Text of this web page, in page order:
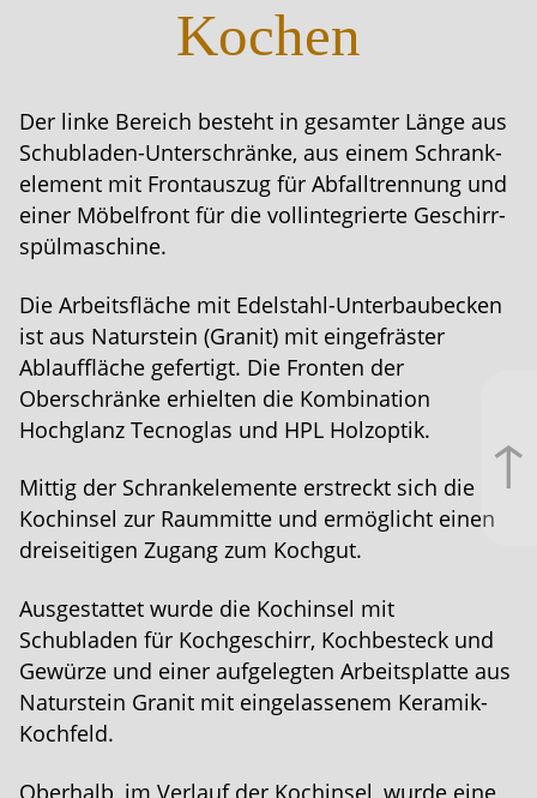
Kochen
Der linke Bereich besteht in gesamter Länge aus
Schubladen-Unterschränke, aus einem Schran­k­
element mit Frontauszug für Abfall­trennung und
einer Möbelfront für die vollin­te­grierte Geschirr­
spül­ma­schine.
Die Arbeits­fläche mit Edelstahl-Unterbau­becken
ist aus Naturstein (Granit) mit eingefräster
Ablauf­fläche gefertigt. Die Fronten der
Oberschränke erhielten die Kombination
Hochglanz Tecnoglas und HPLHolzoptik.
Mittig der Schran­k­elemente erstreckt sich die
Kochinsel zur Raummitte und ermöglicht einen
dreiseitigen Zugang zum Kochgut.
Ausgestattet wurde die Kochinsel mit
Schubladen für Kochge­schirr, Kochbesteck und
Gewürze und einer aufgelegten Arbeits­platte aus
Naturstein Granit mit eingelassenem Keramik-
Kochfeld.
Oberhalb, im Verlauf der Kochinsel, wurde eine
↑